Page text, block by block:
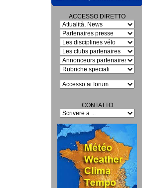
ACCESSO DIRETTO
CONTATTO